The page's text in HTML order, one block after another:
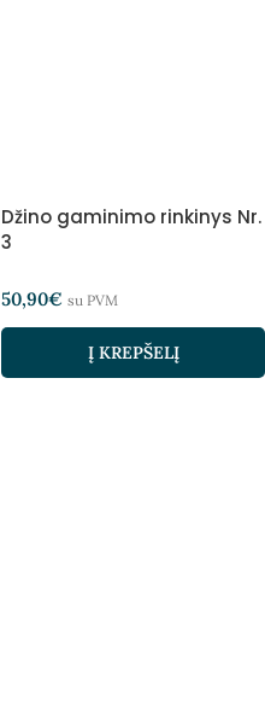
Džino gaminimo rinkinys Nr.
3
50,90€ su PVM
Į KREPŠELĮ